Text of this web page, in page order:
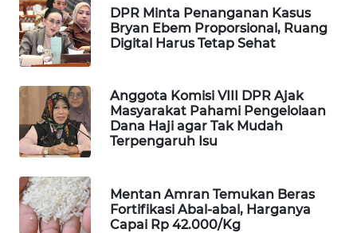
DPR Minta Penanganan Kasus
Bryan Ebem Proporsional, Ruang
Digital Harus Tetap Sehat
Anggota Komisi VIII DPR Ajak
Masyarakat Pahami Pengelolaan
Dana Haji agar Tak Mudah
Terpengaruh Isu
Mentan Amran Temukan Beras
Fortifikasi Abal-abal, Harganya
Capai Rp 42.000/Kg
WAHANA
ADVOKAT
WAHANA
INFRASTRUKTUR
WAHANA
KONSUMEN
WAHANA
LISTRIK